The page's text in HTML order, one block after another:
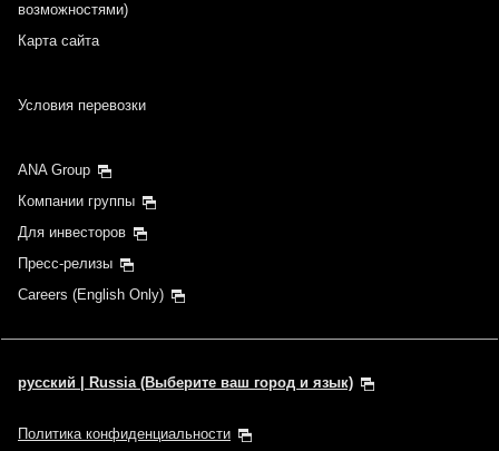
возможностями)
Карта сайта
Условия перевозки
ANA Group
Компании группы
Для инвесторов
Пресс-релизы
Careers (English Only)
русский | Russia (Выберите ваш город и язык)
Политика конфиденциальности